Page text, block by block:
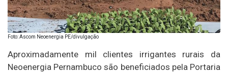
Foto: Ascom Neoenergia PE/divulgação
Aproximadamente mil clientes irrigantes rurais da
Neoenergia Pernambuco são beneficiados pela Portaria